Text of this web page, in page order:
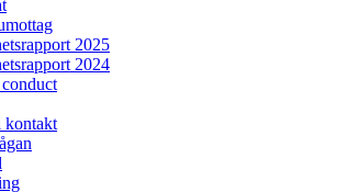
2025
2024
kontakt